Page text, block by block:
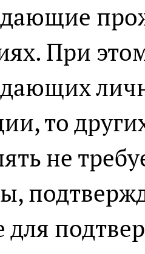
При
то
не
для